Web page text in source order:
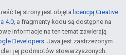
tej strony jest objęta licencją Creative
4.0, a fragmenty kodu są dostępne na
informacje na ten temat zawierają
Developers. Java jest zastrzeżonym
i jej podmiotów stowarzyszonych.